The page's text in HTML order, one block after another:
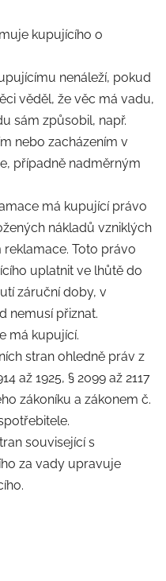
kupujícího o
nenáleží, pokud
věděl, že věc má vadu,
sám způsobil, např.
nebo zacházením v
případně nadměrným
má kupující právo
nákladů vzniklých
Toto právo
uplatnit ve lhůtě do
záruční doby, v
nemusí přiznat.
má kupující.
stran ohledně práv z
až 1925, § 2099 až 2117
zákoníku a zákonem č.
související s
za vady upravuje